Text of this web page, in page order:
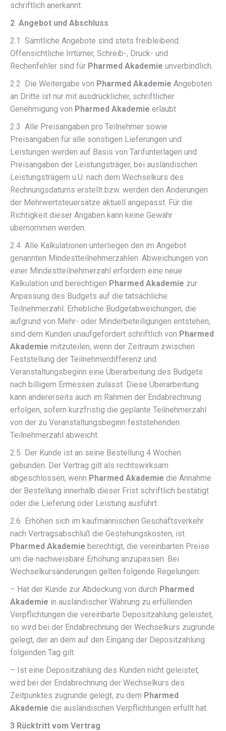
schriftlich anerkannt.
2 Angebot und Abschluss
2.1 Sämtliche Angebote sind stets freibleibend.
Offensichtliche Irrtümer, Schreib-, Druck- und
Rechenfehler sind für Pharmed Akademie unverbindlich.
2.2 Die Weitergabe von Pharmed Akademie Angeboten
an Dritte ist nur mit ausdrücklicher, schriftlicher
Genehmigung von Pharmed Akademie erlaubt
2.3 Alle Preisangaben pro Teilnehmer sowie
Preisangaben für alle sonstigen Lieferungen und
Leistungen werden auf Basis von Tarifunterlagen und
Preisangaben der Leistungsträger, bei ausländischen
Leistungsträgern u.U. nach dem Wechselkurs des
Rechnungsdatums erstellt bzw. werden den Änderungen
der Mehrwertsteuersätze aktuell angepasst. Für die
Richtigkeit dieser Angaben kann keine Gewähr
übernommen werden.
2.4 Alle Kalkulationen unterliegen den im Angebot
genannten Mindestteilnehmerzahlen. Abweichungen von
einer Mindestteilnehmerzahl erfordern eine neue
Kalkulation und berechtigen Pharmed Akademie zur
Anpassung des Budgets auf die tatsächliche
Teilnehmerzahl. Erhebliche Budgetabweichungen, die
aufgrund von Mehr- oder Minderbeteiligungen entstehen,
sind dem Kunden unaufgefordert schriftlich von Pharmed
Akademie mitzuteilen, wenn der Zeitraum zwischen
Feststellung der Teilnehmerdifferenz und
Veranstaltungsbeginn eine Überarbeitung des Budgets
nach billigem Ermessen zulässt. Diese Überarbeitung
kann andererseits auch im Rahmen der Endabrechnung
erfolgen, sofern kurzfristig die geplante Teilnehmerzahl
von der zu Veranstaltungsbeginn feststehenden
Teilnehmerzahl abweicht.
2.5 Der Kunde ist an seine Bestellung 4 Wochen
gebunden. Der Vertrag gilt als rechtswirksam
abgeschlossen, wenn Pharmed Akademie die Annahme
der Bestellung innerhalb dieser Frist schriftlich bestätigt
oder die Lieferung oder Leistung ausführt.
2.6 Erhöhen sich im kaufmännischen Geschäftsverkehr
nach Vertragsabschluß die Gestehungskosten, ist
Pharmed Akademie berechtigt, die vereinbarten Preise
um die nachweisbare Erhöhung anzupassen. Bei
Wechselkursänderungen gelten folgende Regelungen:
– Hat der Kunde zur Abdeckung von durch Pharmed
Akademie in ausländischer Währung zu erfüllenden
Verpflichtungen die vereinbarte Depositzahlung geleistet,
so wird bei der Endabrechnung der Wechselkurs zugrunde
gelegt, der an dem auf den Eingang der Depositzahlung
folgenden Tag gilt.
– Ist eine Depositzahlung des Kunden nicht geleistet,
wird bei der Endabrechnung der Wechselkurs des
Zeitpunktes zugrunde gelegt, zu dem Pharmed
Akademie die ausländischen Verpflichtungen erfüllt hat.
3 Rücktritt vom Vertrag